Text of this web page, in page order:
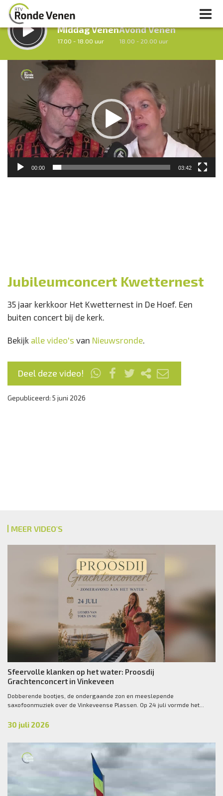
LUISTER LIVE:
Middag Venen
17.00 - 18.00 uur
Avond Venen
18.00 - 20.00 uur
Vorig uur uur 1 van 0
Inklappen
Videospeler
00:00 03:42
Jubileumconcert Kwetternest
35 jaar kerkkoor Het Kwetternest in De Hoef. Een
buiten concert bij de kerk.
Bekijk alle video's van Nieuwsronde.
Deel deze video!
Gepubliceerd: 5 juni 2026
MEER VIDEO'S
Sfeervolle klanken op het water: Proosdij
Grachtenconcert in Vinkeveen
Dobberende bootjes, de ondergaande zon en meeslepende
saxofoonmuziek over de Vinkeveense Plassen. Op 24 juli vormde het...
30 juli 2026